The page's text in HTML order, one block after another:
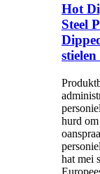
Hot
Steel
hurd
hat mei